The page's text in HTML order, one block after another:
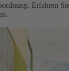
Erfahren